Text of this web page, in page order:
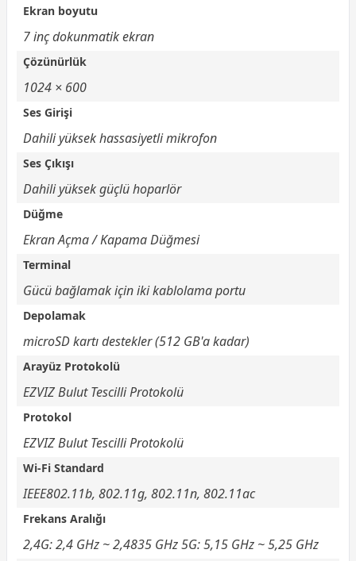
Ekran boyutu
7 inç dokunmatik ekran
Çözünürlük
1024 × 600
Ses Girişi
Dahili yüksek hassasiyetli mikrofon
Ses Çıkışı
Dahili yüksek güçlü hoparlör
Düğme
Ekran Açma / Kapama Düğmesi
Terminal
Gücü bağlamak için iki kablolama portu
Depolamak
microSD kartı destekler (512 GB'a kadar)
Arayüz Protokolü
EZVIZ Bulut Tescilli Protokolü
Protokol
EZVIZ Bulut Tescilli Protokolü
Wi-Fi Standard
IEEE802.11b, 802.11g, 802.11n, 802.11ac
Frekans Aralığı
2,4G: 2,4 GHz ~ 2,4835 GHz 5G: 5,15 GHz ~ 5,25 GHz